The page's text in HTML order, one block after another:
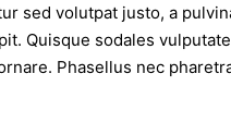
sed volutpat justo, a
Quisque sodales
Phasellus nec